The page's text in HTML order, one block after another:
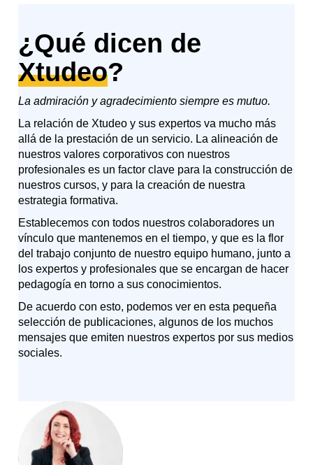
¿Qué dicen de
Xtudeo?
La admiración y agradecimiento siempre es mutuo.
La relación de Xtudeo y sus expertos va mucho más
allá de la prestación de un servicio. La alineación de
nuestros valores corporativos con nuestros
profesionales es un factor clave para la construcción de
nuestros cursos, y para la creación de nuestra
estrategia formativa.
Establecemos con todos nuestros colaboradores un
vínculo que mantenemos en el tiempo, y que es la flor
del trabajo conjunto de nuestro equipo humano, junto a
los expertos y profesionales que se encargan de hacer
pedagogía en torno a sus conocimientos.
De acuerdo con esto, podemos ver en esta pequeña
selección de publicaciones, algunos de los muchos
mensajes que emiten nuestros expertos por sus medios
sociales.